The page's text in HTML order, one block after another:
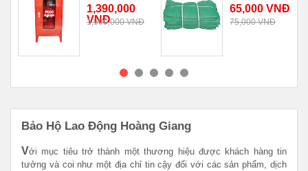
1,390,000
VNĐ
1,500,000 VNĐ
100g
65,000 VNĐ
75,000 VNĐ
Bảo Hộ Lao Động Hoàng Giang
Với mục tiêu trở thành một thương hiệu được khách hàng tin
tưởng và coi như một địa chỉ tin cậy đối với các sản phẩm, dịch